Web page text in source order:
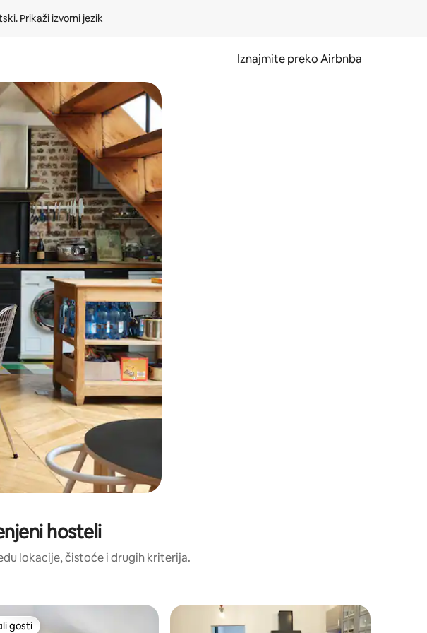
Prikaži izvorni jezik
Iznajmite preko Airbnba
kao i dodirom ili prelaskom prstom po zaslonu.
hosteli
lokacije, čistoće i drugih kriterija.
gosti